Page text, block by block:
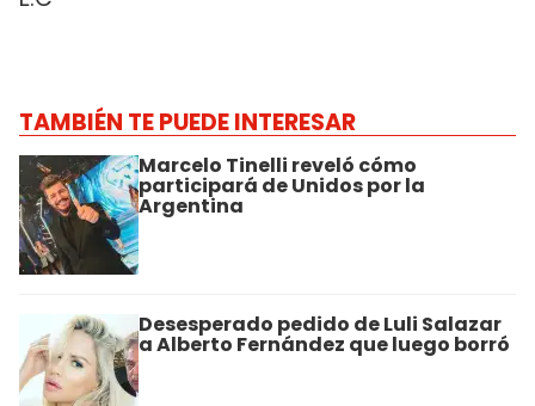
TAMBIÉN TE PUEDE INTERESAR
Marcelo Tinelli reveló cómo
participará de Unidos por la
Argentina
Desesperado pedido de Luli Salazar
a Alberto Fernández que luego borró